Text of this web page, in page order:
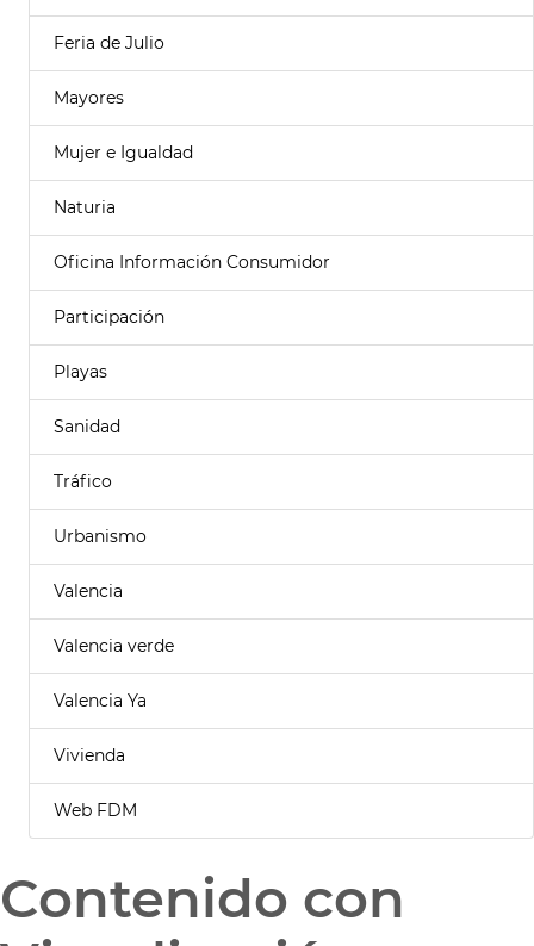
Feria de Julio
Mayores
Mujer e Igualdad
Naturia
Oficina Información Consumidor
Participación
Playas
Sanidad
Tráfico
Urbanismo
Valencia
Valencia verde
Valencia Ya
Vivienda
Web FDM
Contenido con